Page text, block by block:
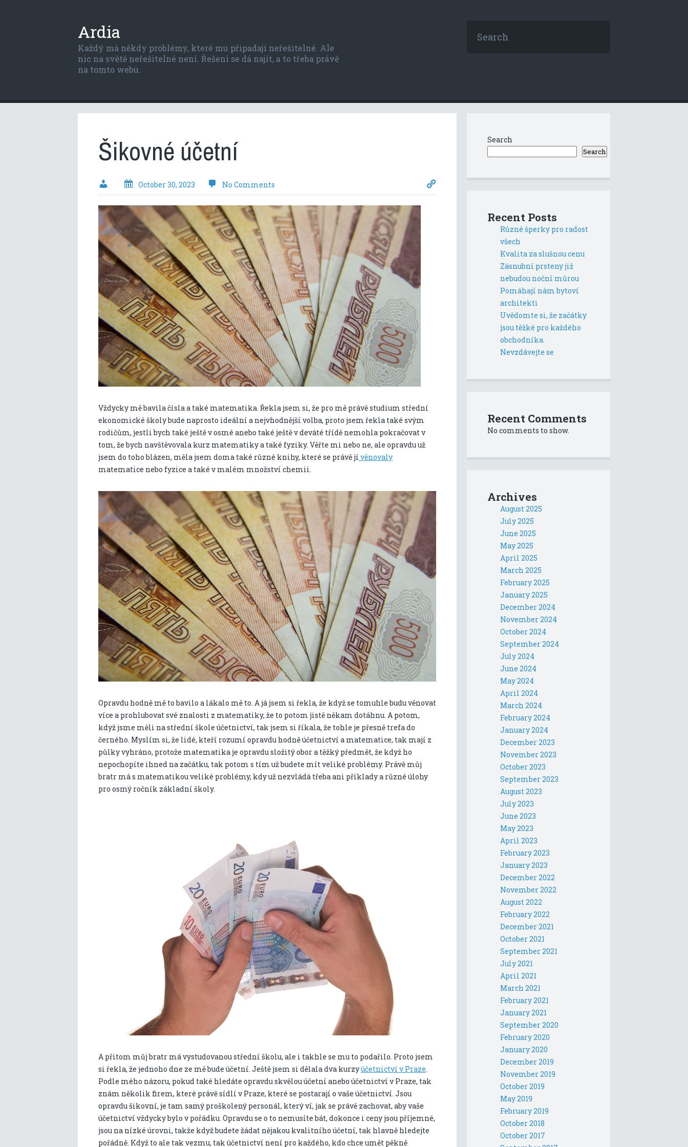
Ardia
Každý má někdy problémy, které mu připadají neřešitelné. Ale
nic na světě neřešitelné není. Řešení se dá najít, a to třeba právě
na tomto webu.
Šikovné účetní
October 30, 2023 No Comments
Vždycky mě bavila čísla a také matematika. Řekla jsem si, že pro mě právě studium střední
ekonomické školy bude naprosto ideální a nejvhodnější volba, proto jsem řekla také svým
rodičům, jestli bych také ještě v osmé anebo také ještě v deváté třídě nemohla pokračovat v
tom, že bych navštěvovala kurz matematiky a také fyziky. Věřte mi nebo ne, ale opravdu už
jsem do toho blázen, měla jsem doma také různé knihy, které se právě jí věnovaly
matematice nebo fyzice a také v malém množství chemii.
Opravdu hodně mě to bavilo a lákalo mě to. A já jsem si řekla, že když se tomuhle budu věnovat
více a prohlubovat své znalosti z matematiky, že to potom jistě někam dotáhnu. A potom,
když jsme měli na střední škole účetnictví, tak jsem si říkala, že tohle je přesně trefa do
černého. Myslím si, že lidé, kteří rozumí opravdu hodně účetnictví a matematice, tak mají z
půlky vyhráno, protože matematika je opravdu složitý obor a těžký předmět, že když ho
nepochopíte ihned na začátku, tak potom s tím už budete mít veliké problémy. Právě můj
bratr má s matematikou veliké problémy, kdy už nezvládá třeba ani příklady a různé úlohy
pro osmý ročník základní školy.
A přitom můj bratr má vystudovanou střední školu, ale i takhle se mu to podařilo. Proto jsem
si řekla, že jednoho dne ze mě bude účetní. Ještě jsem si dělala dva kurzyúčetnictví v Praze.
Podle mého názoru, pokud také hledáte opravdu skvělou účetní anebo účetnictví v Praze, tak
znám několik firem, které právě sídlí v Praze, které se postarají o vaše účetnictví. Jsou
opravdu šikovní, je tam samý proškolený personál, který ví, jak se právě zachovat, aby vaše
účetnictví vždycky bylo v pořádku. Opravdu se o to nemusíte bát, dokonce i ceny jsou příjemné,
jsou na nízké úrovni, takže když budete žádat nějakou kvalitního účetní, tak hlavně hledejte
pořádně. Když to ale tak vezmu, tak účetnictví není pro každého, kdo chce umět pěkně
Search
Search
Recent Posts
Různé šperky pro radost
všech
Kvalita za slušnou cenu
Zásnubní prsteny již
nebudou noční můrou
Pomáhají nám bytoví
architekti
Uvědomte si, že začátky
jsou těžké pro každého
obchodníka.
Nevzdávejte se
Recent Comments
No comments to show.
Archives
August 2025
July 2025
June 2025
May 2025
April 2025
March 2025
February 2025
January 2025
December 2024
November 2024
October 2024
September 2024
July 2024
June 2024
May 2024
April 2024
March 2024
February 2024
January 2024
December 2023
November 2023
October 2023
September 2023
August 2023
July 2023
June 2023
May 2023
April 2023
February 2023
January 2023
December 2022
November 2022
August 2022
February 2022
December 2021
October 2021
September 2021
July 2021
April 2021
March 2021
February 2021
January 2021
September 2020
February 2020
January 2020
December 2019
November 2019
October 2019
May 2019
February 2019
October 2018
October 2017